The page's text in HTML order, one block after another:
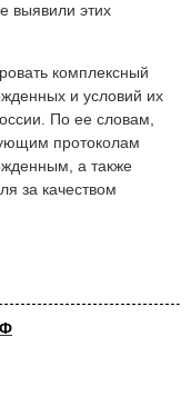
выявили этих
комплексный
и условий их
По ее словам,
протоколам
а также
за качеством